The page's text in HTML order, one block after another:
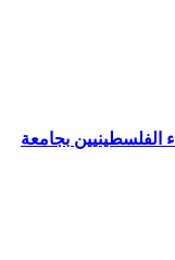
الفلسطينيين بجامعة